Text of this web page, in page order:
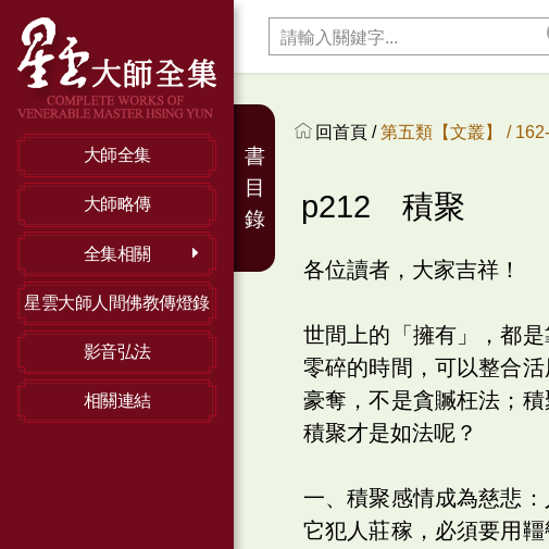
大師全集
大師略傳
全集相關
星雲大師人間佛教傳燈錄
影音弘法
相關連結
回首頁 /第五類【文叢】 /
p212 積聚
各位讀者，大家吉祥！
世間上的「擁有」，都
零碎的時間，可以整合
豪奪，不是貪贓枉法；
積聚才是如法呢？
一、積聚感情成為慈悲
它犯人莊稼，必須要用
書
目
錄